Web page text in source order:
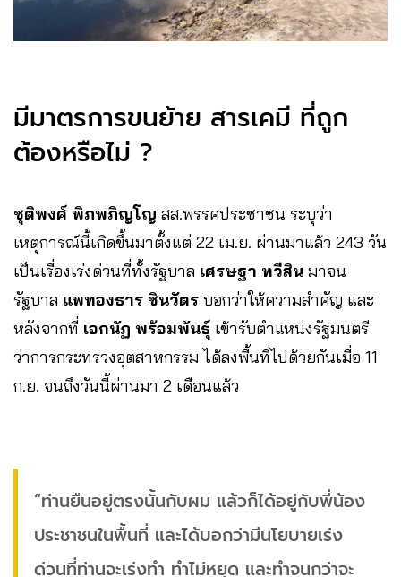
มีมาตรการขนย้าย สารเคมี ที่ถูก
ต้องหรือไม่ ?
ชุติพงศ์ พิภพภิญโญ สส.พรรคประชาชน ระบุว่า
เหตุการณ์นี้เกิดขึ้นมาตั้งแต่ 22 เม.ย. ผ่านมาแล้ว 243 วัน
เป็นเรื่องเร่งด่วนที่ทั้งรัฐบาล เศรษฐา ทวีสิน มาจน
รัฐบาล แพทองธาร ชินวัตร บอกว่าให้ความสำคัญ และ
หลังจากที่ เอกนัฏ พร้อมพันธุ์ เข้ารับตำแหน่งรัฐมนตรี
ว่าการกระทรวงอุตสาหกรรม ได้ลงพื้นที่ไปด้วยกันเมื่อ 11
ก.ย. จนถึงวันนี้ผ่านมา 2 เดือนแล้ว
“ท่านยืนอยู่ตรงนั้นกับผม แล้วก็ได้อยู่กับพี่น้อง
ประชาชนในพื้นที่ และได้บอกว่ามีนโยบายเร่ง
ด่วนที่ท่านจะเร่งทำ ทำไม่หยุด และทำจนกว่าจะ